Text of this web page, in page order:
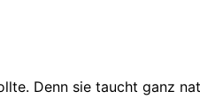
Denn sie taucht ganz